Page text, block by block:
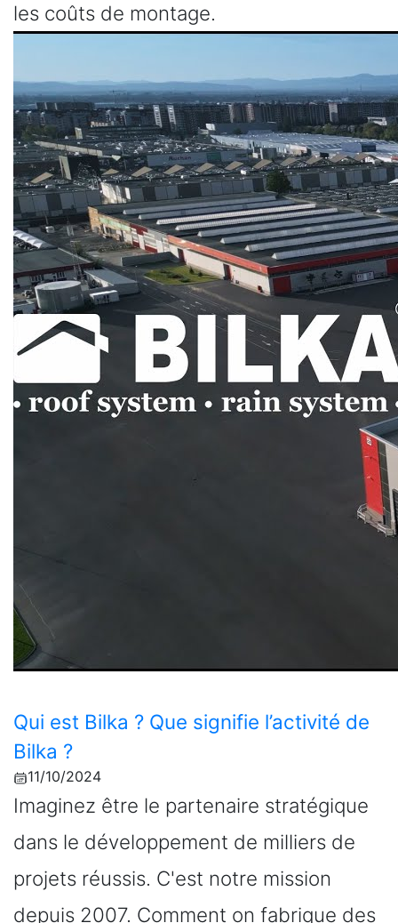
les coûts de montage.
Qui est Bilka ? Que signifie l’activité de
Bilka ?
11/10/2024
Imaginez être le partenaire stratégique
dans le développement de milliers de
projets réussis. C'est notre mission
depuis 2007. Comment on fabrique des